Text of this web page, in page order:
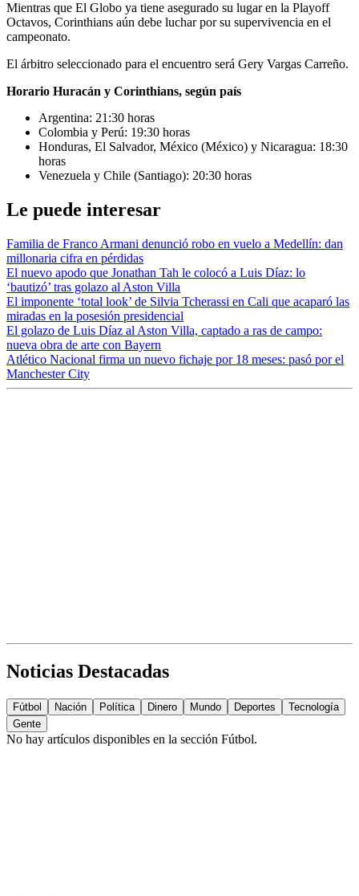
Mientras que El Globo ya tiene asegurado su lugar en la Playoff
Octavos, Corinthians aún debe luchar por su supervivencia en el
campeonato.
El árbitro seleccionado para el encuentro será Gery Vargas Carreño.
Horario Huracán y Corinthians, según país
Argentina: 21:30 horas
Colombia y Perú: 19:30 horas
Honduras, El Salvador, México (México) y Nicaragua: 18:30
horas
Venezuela y Chile (Santiago): 20:30 horas
Le puede interesar
Familia de Franco Armani denunció robo en vuelo a Medellín: dan
millonaria cifra en pérdidas
El nuevo apodo que Jonathan Tah le colocó a Luis Díaz: lo
‘bautizó’ tras golazo al Aston Villa
El imponente ‘total look’ de Silvia Tcherassi en Cali que acaparó las
miradas en la posesión presidencial
El golazo de Luis Díaz al Aston Villa, captado a ras de campo:
nueva obra de arte con Bayern
Atlético Nacional firma un nuevo fichaje por 18 meses: pasó por el
Manchester City
Noticias Destacadas
Fútbol Nación Política Dinero Mundo Deportes
Tecnología
Gente
No hay artículos disponibles en la sección Fútbol.